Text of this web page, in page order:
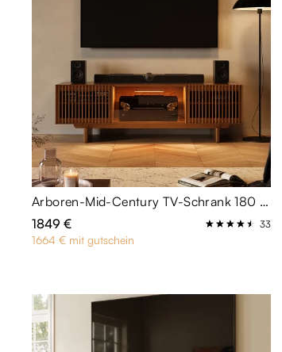
Arboren-Mid-Century TV-Schrank 180 cm in Walnuss-Optik mit Stauraum - montiert
1849 €
33
1664 € mit gutschein